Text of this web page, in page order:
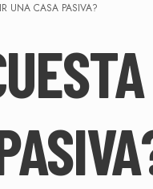
UNA CASA PASIVA?